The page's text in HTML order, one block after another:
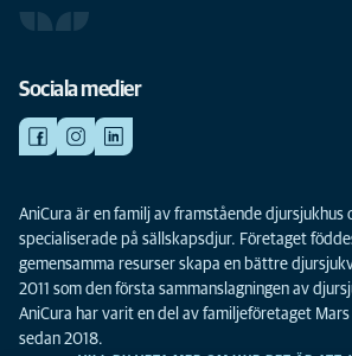
Sociala medier
AniCura är en familj av framstående djursjukhus
specialiserade på sällskapsdjur. Företaget
gemensamma resurser skapa en bättre
2011 som den första sammanslagningen av
AniCura har varit en del av familjeföretaget
sedan 2018.